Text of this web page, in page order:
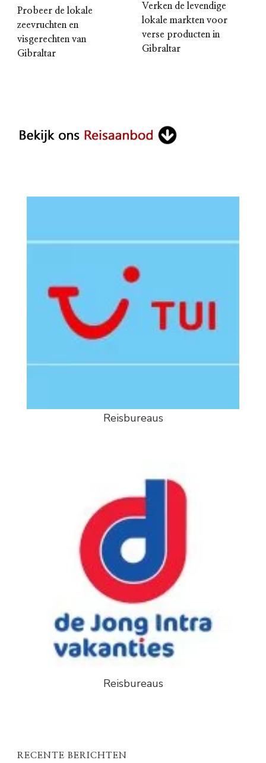
Probeer de lokale
zeevruchten en
visgerechten van
Gibraltar
Verken de levendige
lokale markten voor
verse producten in
Gibraltar
Reisbureaus
Reisbureaus
RECENTE BERICHTEN